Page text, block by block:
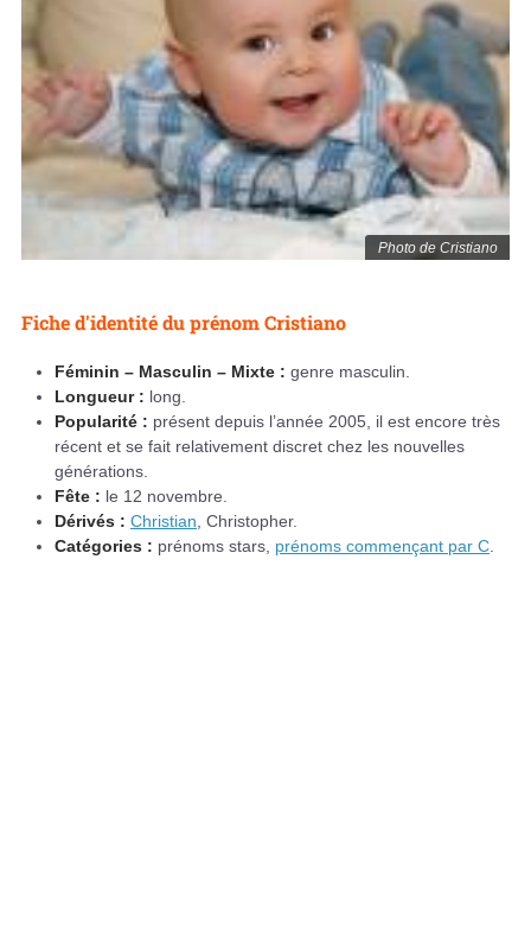
Photo de Cristiano
Fiche d'identité du prénom Cristiano
Féminin – Masculin – Mixte : genre masculin.
Longueur : long.
Popularité : présent depuis l’année 2005, il est encore très
récent et se fait relativement discret chez les nouvelles
générations.
Fête : le 12 novembre.
Dérivés : Christian , Christopher.
Catégories : prénoms stars, prénoms commençant par C